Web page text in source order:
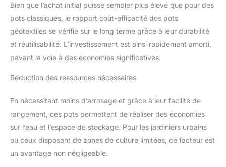
Bien que l’achat initial puisse sembler plus élevé que pour des
pots classiques, le rapport coût-efficacité des pots
géotextiles se vérifie sur le long terme grâce à leur durabilité
et réutilisabilité. L’investissement est ainsi rapidement amorti,
pavant la voie à des économies significatives.
Réduction des ressources nécessaires
En nécessitant moins d’arrosage et grâce à leur facilité de
rangement, ces pots permettent de réaliser des économies
sur l’eau et l’espace de stockage. Pour les jardiniers urbains
ou ceux disposant de zones de culture limitées, ce facteur est
un avantage non négligeable.